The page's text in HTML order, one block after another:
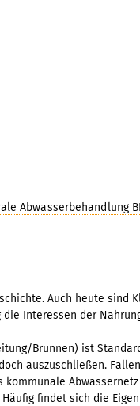
Abwasserbehandlung
Auch heute
Interessen der
Brunnen) ist
auszuschließen.
findet sich die